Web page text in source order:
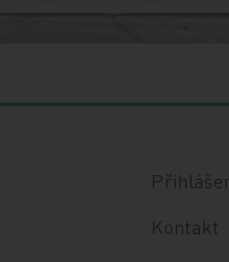
Kontakt